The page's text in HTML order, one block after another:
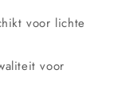
voor lichte
voor